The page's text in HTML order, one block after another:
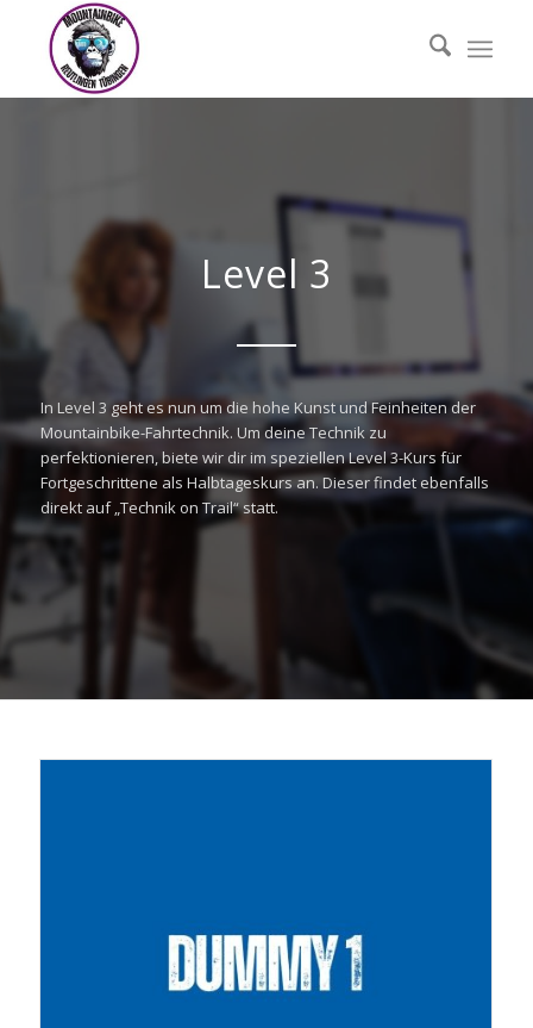
Level 3
In Level 3 geht es nun um die hohe Kunst und Feinheiten der
Mountainbike-Fahrtechnik. Um deine Technik zu
perfektionieren, biete wir dir im speziellen Level 3-Kurs für
Fortgeschrittene als Halbtageskurs an. Dieser findet ebenfalls
direkt auf „Technik on Trail“ statt.